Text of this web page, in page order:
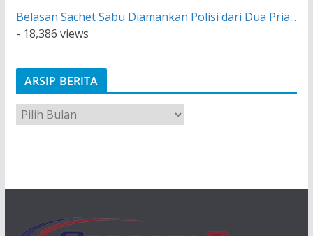
Belasan Sachet Sabu Diamankan Polisi dari Dua Pria...
- 18,386 views
ARSIP BERITA
A
r